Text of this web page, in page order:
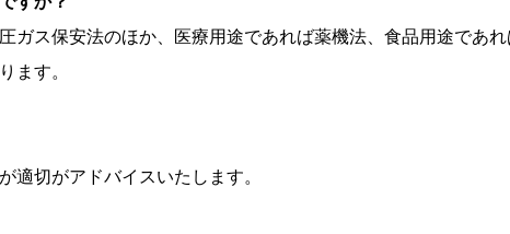
ガス保安法のほか、医療用途であれば薬機法、食品用途であ
ます。
適切がアドバイスいたします。